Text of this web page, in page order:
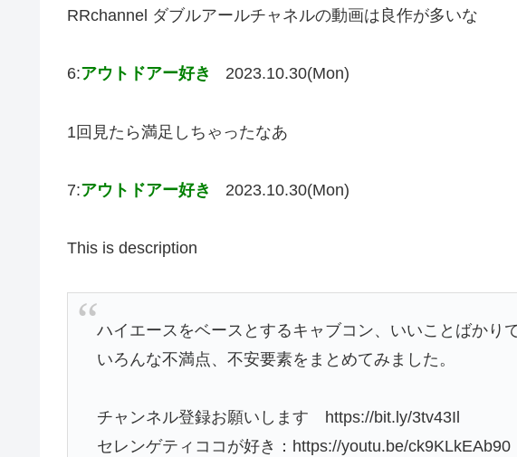
RRchannel ダブルアールチャネルの動画は良作が多いな
6:アウトドアー好き 2023.10.30(Mon)
1回見たら満足しちゃったなあ
7:アウトドアー好き 2023.10.30(Mon)
This is description
ハイエースをベースとするキャブコン、いいことばかり
いろんな不満点、不安要素をまとめてみました。
チャンネル登録お願いします https://bit.ly/3tv43Il
セレンゲティココが好き：https://youtu.be/ck9KLkEAb90